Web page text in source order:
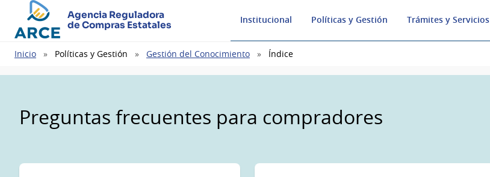
Agencia Reguladora
de Compras Estatales
Institucional Políticas y Gestión Trámites y Servicios
Ruta
Inicio Políticas y Gestión Gestión del Conocimiento Índice
Preguntas frecuentes para compradores